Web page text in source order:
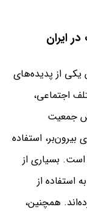
ایران
از پدیده‌های
اجتماعی،
جمعیت
استفاده
بسیاری از
استفاده از
همچنین،